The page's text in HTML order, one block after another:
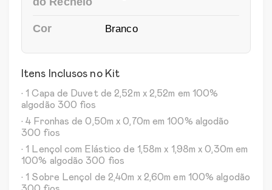
Cor Branco
Itens Inclusos no Kit
• 1 Capa de Duvet de 2,52m x 2,52m em 100%
algodão 300 fios
• 4 Fronhas de 0,50m x 0,70m em 100% algodão
300 fios
• 1 Lençol com Elástico de 1,58m x 1,98m x 0,30m em
100% algodão 300 fios
• 1 Sobre Lençol de 2,40m x 2,60m em 100% algodão